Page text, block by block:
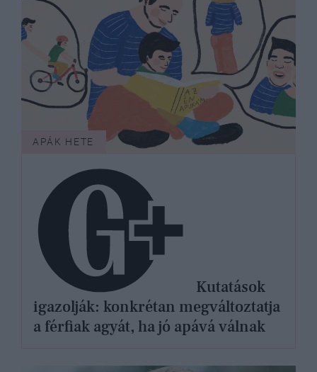
APÁK HETE
igazolják: konkrétan megváltoztatja
a férfiak agyát, ha jó apává válnak